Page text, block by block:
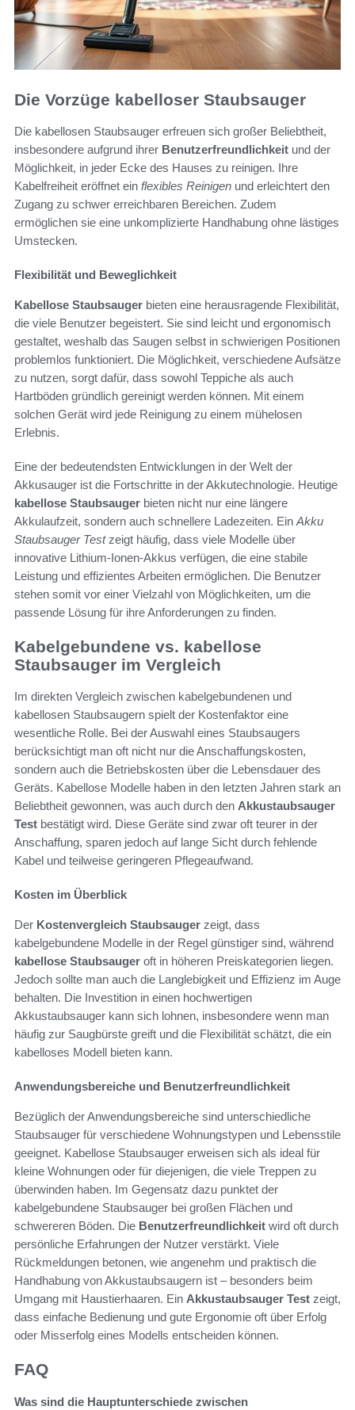
Die Vorzüge kabelloser Staubsauger
Die kabellosen Staubsauger erfreuen sich großer Beliebtheit,
insbesondere aufgrund ihrer Benutzerfreundlichkeit und der
Möglichkeit, in jeder Ecke des Hauses zu reinigen. Ihre
Kabelfreiheit eröffnet ein flexibles Reinigen und erleichtert den
Zugang zu schwer erreichbaren Bereichen. Zudem
ermöglichen sie eine unkomplizierte Handhabung ohne lästiges
Umstecken.
Flexibilität und Beweglichkeit
Kabellose Staubsauger bieten eine herausragende Flexibilität,
die viele Benutzer begeistert. Sie sind leicht und ergonomisch
gestaltet, weshalb das Saugen selbst in schwierigen Positionen
problemlos funktioniert. Die Möglichkeit, verschiedene Aufsätze
zu nutzen, sorgt dafür, dass sowohl Teppiche als auch
Hartböden gründlich gereinigt werden können. Mit einem
solchen Gerät wird jede Reinigung zu einem mühelosen
Erlebnis.
Eine der bedeutendsten Entwicklungen in der Welt der
Akkusauger ist die Fortschritte in der Akkutechnologie. Heutige
kabellose Staubsauger bieten nicht nur eine längere
Akkulaufzeit, sondern auch schnellere Ladezeiten. Ein Akku
Staubsauger Testzeigt häufig, dass viele Modelle über
innovative Lithium-Ionen-Akkus verfügen, die eine stabile
Leistung und effizientes Arbeiten ermöglichen. Die Benutzer
stehen somit vor einer Vielzahl von Möglichkeiten, um die
passende Lösung für ihre Anforderungen zu finden.
Kabelgebundene vs. kabellose
Staubsauger im Vergleich
Im direkten Vergleich zwischen kabelgebundenen und
kabellosen Staubsaugern spielt der Kostenfaktor eine
wesentliche Rolle. Bei der Auswahl eines Staubsaugers
berücksichtigt man oft nicht nur die Anschaffungskosten,
sondern auch die Betriebskosten über die Lebensdauer des
Geräts. Kabellose Modelle haben in den letzten Jahren stark an
Beliebtheit gewonnen, was auch durch den Akkustaubsauger
Test bestätigt wird. Diese Geräte sind zwar oft teurer in der
Anschaffung, sparen jedoch auf lange Sicht durch fehlende
Kabel und teilweise geringeren Pflegeaufwand.
Kosten im Überblick
Der Kostenvergleich Staubsauger zeigt, dass
kabelgebundene Modelle in der Regel günstiger sind, während
kabellose Staubsauger oft in höheren Preiskategorien liegen.
Jedoch sollte man auch die Langlebigkeit und Effizienz im Auge
behalten. Die Investition in einen hochwertigen
Akkustaubsauger kann sich lohnen, insbesondere wenn man
häufig zur Saugbürste greift und die Flexibilität schätzt, die ein
kabelloses Modell bieten kann.
Anwendungsbereiche und Benutzerfreundlichkeit
Bezüglich der Anwendungsbereiche sind unterschiedliche
Staubsauger für verschiedene Wohnungstypen und Lebensstile
geeignet. Kabellose Staubsauger erweisen sich als ideal für
kleine Wohnungen oder für diejenigen, die viele Treppen zu
überwinden haben. Im Gegensatz dazu punktet der
kabelgebundene Staubsauger bei großen Flächen und
schwereren Böden. Die Benutzerfreundlichkeit wird oft durch
persönliche Erfahrungen der Nutzer verstärkt. Viele
Rückmeldungen betonen, wie angenehm und praktisch die
Handhabung von Akkustaubsaugern ist – besonders beim
Umgang mit Haustierhaaren. Ein Akkustaubsauger Test zeigt,
dass einfache Bedienung und gute Ergonomie oft über Erfolg
oder Misserfolg eines Modells entscheiden können.
FAQ
Was sind die Hauptunterschiede zwischen